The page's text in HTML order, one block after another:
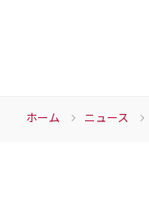
ホーム ニュース